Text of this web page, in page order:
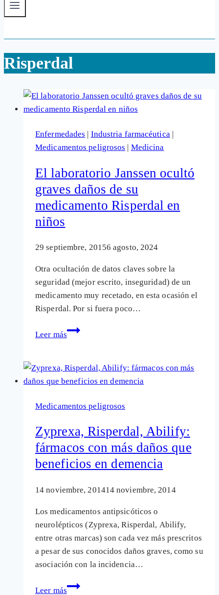
Risperdal
Enfermedades Industria farmacéutica|
Medicamentos peligrosos
Medicina
El laboratorio Janssen ocultó
graves daños de su
medicamento Risperdal en
niños
29 septiembre, 20156 agosto, 2024
Otra ocultación de datos claves sobre la
seguridad (mejor escrito, inseguridad) de un
medicamento muy recetado, en esta ocasión el
Risperdal. Por si fuera poco…
Leer más
El
ocultó
graves
de
medicamento
Risperdal
en
Medicamentos peligrosos
Zyprexa, Risperdal, Abilify:
fármacos con más daños que
beneficios en demencia
14 noviembre, 201414 noviembre, 2014
Los medicamentos antipsicóticos o
neurolépticos (Zyprexa, Risperdal, Abilify,
entre otras marcas) son cada vez más prescritos
a pesar de sus conocidos daños graves, como su
asociación con la incidencia…
Leer más
Zyprexa,